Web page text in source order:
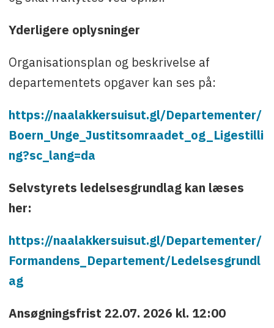
Yderligere oplysninger
Organisationsplan og beskrivelse af
departementets opgaver kan ses på:
https://naalakkersuisut.gl/Departementer/
Boern_Unge_Justitsomraadet_og_Ligestilli
ng?sc_lang=da
Selvstyrets ledelsesgrundlag kan læses
her:
https://naalakkersuisut.gl/Departementer/
Formandens_Departement/Ledelsesgrundl
ag
Ansøgningsfrist 22.07. 2026 kl. 12:00